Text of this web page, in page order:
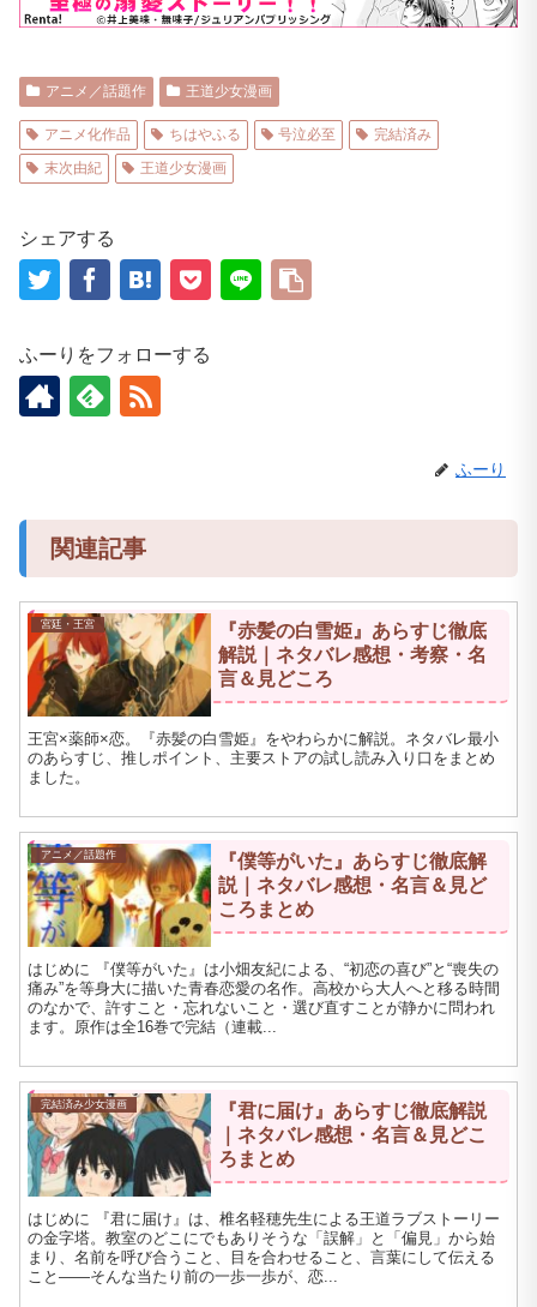
アニメ／話題作 王道少女漫画
アニメ化作品 ちはやふる 号泣必至
完結済み
末次由紀
王道少女漫画
シェアする
ふーりをフォローする
ふーり
関連記事
宮廷・王宮
『赤髪の白雪姫』あらすじ徹底
解説｜ネタバレ感想・考察・名
言＆見どころ
王宮×薬師×恋。『赤髪の白雪姫』をやわらかに解説。ネタバレ最小
のあらすじ、推しポイント、主要ストアの試し読み入り口をまとめ
ました。
アニメ／話題作
『僕等がいた』あらすじ徹底解
説｜ネタバレ感想・名言＆見ど
ころまとめ
はじめに 『僕等がいた』は小畑友紀による、“初恋の喜び”と“喪失の
痛み”を等身大に描いた青春恋愛の名作。高校から大人へと移る時間
のなかで、許すこと・忘れないこと・選び直すことが静かに問われ
ます。原作は全16巻で完結（連載...
完結済み少女漫画
『君に届け』あらすじ徹底解説
｜ネタバレ感想・名言＆見どこ
ろまとめ
はじめに 『君に届け』は、椎名軽穂先生による王道ラブストーリー
の金字塔。教室のどこにでもありそうな「誤解」と「偏見」から始
まり、名前を呼び合うこと、目を合わせること、言葉にして伝える
こと――そんな当たり前の一歩一歩が、恋...